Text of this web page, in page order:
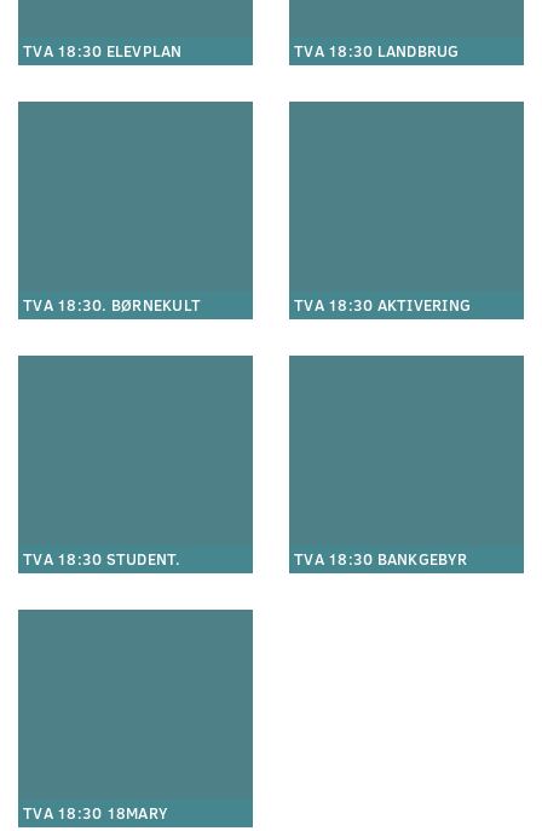
TVA 18:30 ELEVPLAN TVA 18:30 LANDBRUG
TVA 18:30. BØRNEKULT TVA 18:30 AKTIVERING
TVA 18:30 STUDENT. TVA 18:30 BANKGEBYR
TVA 18:30 18MARY